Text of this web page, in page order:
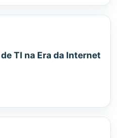
TI na Era da Internet